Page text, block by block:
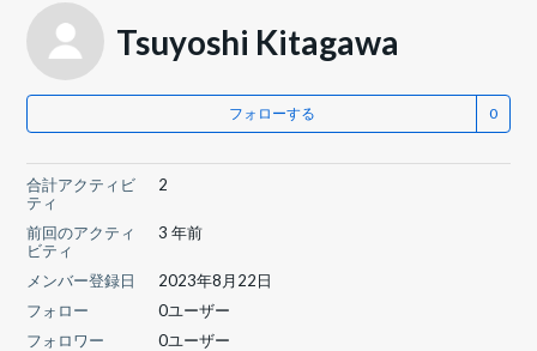
Tsuyoshi Kitagawa
フォローする
合計アクティビ
ティ
2
前回のアクティ
ビティ
3 年前
メンバー登録日
2023年8月22日
フォロー
0ユーザー
フォロワー
0ユーザー